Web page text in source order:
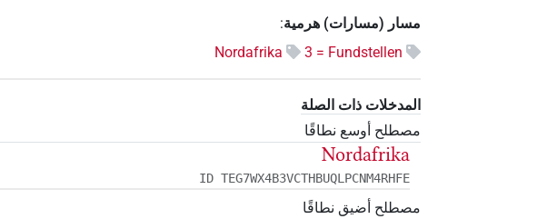
مسار (مسارات) هرمية:
3 = Fundstellen
Nordafrika
المدخلات ذات الصلة
مصطلح أوسع نطاقًا
Nordafrika
ID TEG7WX4B3VCTHBUQLPCNM4RHFE
مصطلح أضيق نطاقًا